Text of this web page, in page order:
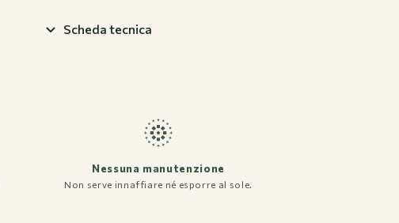
Scheda tecnica
Nessuna manutenzione
Non serve innaffiare né esporre al sole.